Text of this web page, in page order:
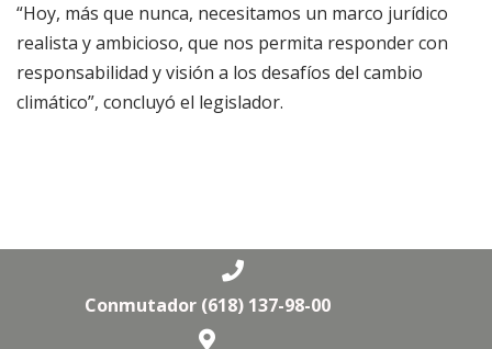
“Hoy, más que nunca, necesitamos un marco jurídico
realista y ambicioso, que nos permita responder con
responsabilidad y visión a los desafíos del cambio
climático”, concluyó el legislador.
Conmutador (618) 137-98-00